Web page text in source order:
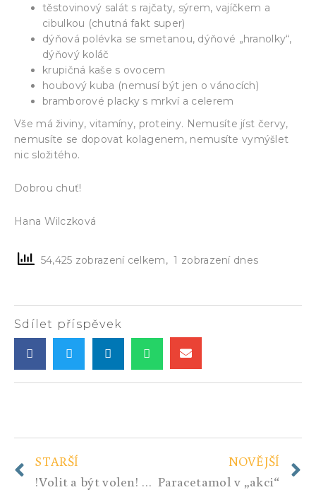
těstovinový salát s rajčaty, sýrem, vajíčkem a
cibulkou (chutná fakt super)
dýňová polévka se smetanou, dýňové „hranolky“,
dýňový koláč
krupičná kaše s ovocem
houbový kuba (nemusí být jen o vánocích)
bramborové placky s mrkví a celerem
Vše má živiny, vitamíny, proteiny. Nemusíte jíst červy,
nemusíte se dopovat kolagenem, nemusíte vymýšlet
nic složitého.
Dobrou chuť!
Hana Wilczková
54,425 zobrazení celkem, 1 zobrazení dnes
Sdílet příspěvek
STARŠÍ
!Volit a být volen! Chcete revoluci? Tak jedině legitimní.
NOVĚJŠÍ
Paracetamol v „akci“